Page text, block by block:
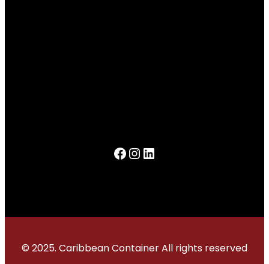
Facebook InstagramLinkedIn
© 2025. Caribbean Container All rights reserved